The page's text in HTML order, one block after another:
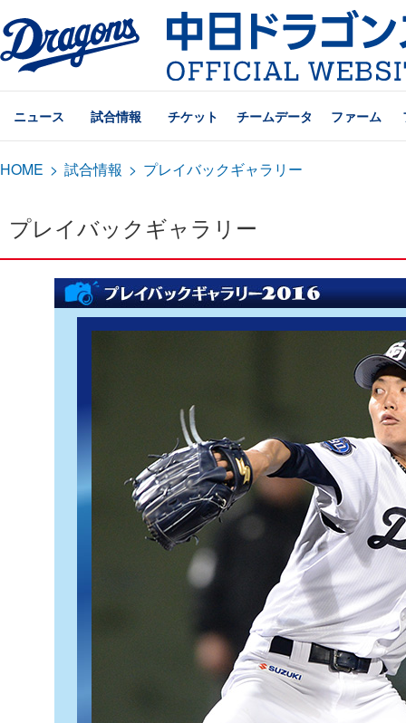
ニュース 試合情報 チケット チームデータ ファーム
HOME > 試合情報 > プレイバックギャラリー
プレイバックギャラリー